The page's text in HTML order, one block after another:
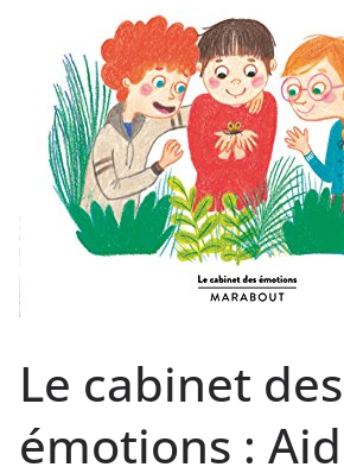
Le cabinet des
émotions :